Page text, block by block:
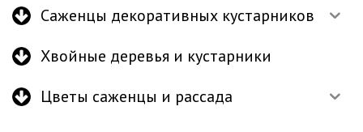
Саженцы декоративных кустарников
Хвойные деревья и кустарники
Цветы саженцы и рассада